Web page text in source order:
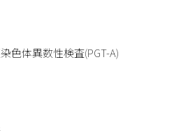
色体異数性検査(PGT-A)